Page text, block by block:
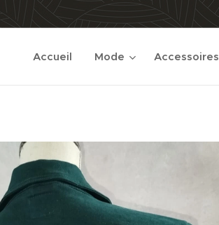
Accueil Mode Accessoires